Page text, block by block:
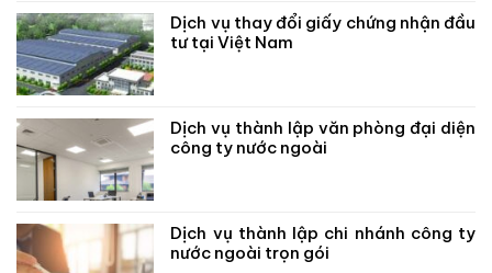
Dịch vụ thay đổi giấy chứng nhận đầu
tư tại Việt Nam
Dịch vụ thành lập văn phòng đại diện
công ty nước ngoài
Dịch vụ thành lập chi nhánh công ty
nước ngoài trọn gói